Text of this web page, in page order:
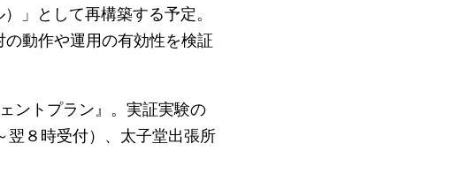
」として再構築する予定。
動作や運用の有効性を検証
ントプラン』。実証実験の
８時受付）、太子堂出張所